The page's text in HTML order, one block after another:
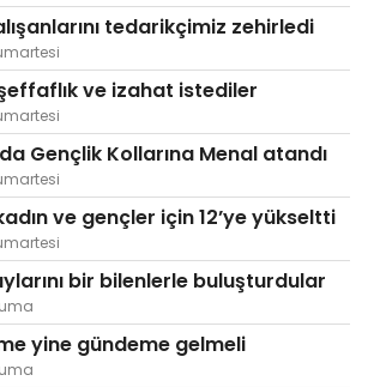
tedarikçimiz zehirledi
ve izahat istediler
Gençlik Kollarına Menal atandı
ve gençler için 12’ye yükseltti
bir bilenlerle buluşturdular
yine gündeme gelmeli